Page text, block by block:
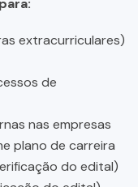
extracurriculares)
de
nas empresas
plano de carreira
do edital)